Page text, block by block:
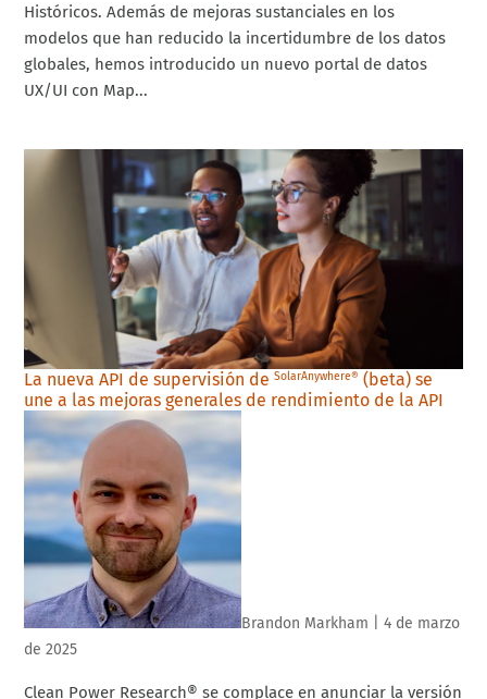
Históricos. Además de mejoras sustanciales en los
modelos que han reducido la incertidumbre de los datos
globales, hemos introducido un nuevo portal de datos
UX/UI con Map...
La nueva API de supervisión deSolarAnywhere® (beta) se
une a las mejoras generales de rendimiento de la API
Brandon Markham |4 de marzo
de 2025
Clean Power Research® se complace en anunciar la versión